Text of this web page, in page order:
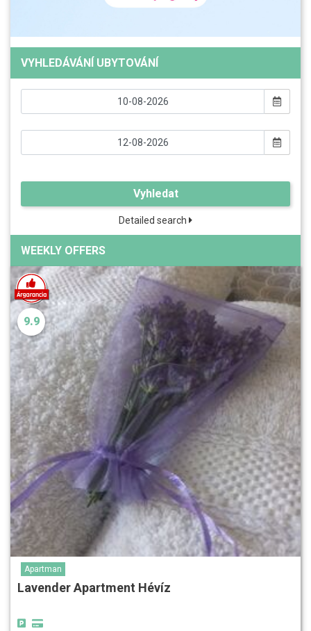
VYHLEDÁVÁNÍ UBYTOVÁNÍ
Vyhledat
Detailed search
WEEKLY OFFERS
9.9
Apartman
Lavender Apartment Hévíz